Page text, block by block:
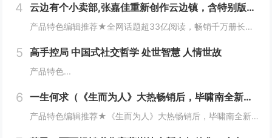
4 云边有个小卖部,张嘉佳重新创作云边镇，含特别版三封面原著、声画光影书、影视周边
产品特色编辑推荐★全网话题超33亿阅读，畅销千万册长篇小说升级套装，张嘉佳的创作巅峰，热卖6年不衰之作！★同名电影由张嘉佳执导，彭昱畅饰演刘十三，周也饰演程霜，著名摄影师李屏宾为摄影指导。★全新升级版声画光影套装，内含特别版三封面原著小说、...
5 高手控局 中国式社交哲学 处世智慧 人情世故
产品特色...
6 一生何求（《生而为人》大热畅销后，毕啸南全新小说力作，书写一个家族四代人的命运狂想曲）
产品特色编辑推荐★《生而为人》大热畅销后，毕啸南全新小说力作！《一生何求》，是追问，是思索，也是回答。★一个家族四代人的命运狂想曲：一次国境线上的生死大逃亡、一首底层女性的情欲之歌、一场杀死父权的无声挑战……一代人有一代人的风雪，一代人有一...